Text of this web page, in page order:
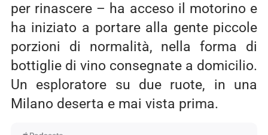
per rinascere – ha acceso il motorino e
ha iniziato a portare alla gente piccole
porzioni di normalità, nella forma di
bottiglie di vino consegnate a domicilio.
Un esploratore su due ruote, in una
Milano deserta e mai vista prima.